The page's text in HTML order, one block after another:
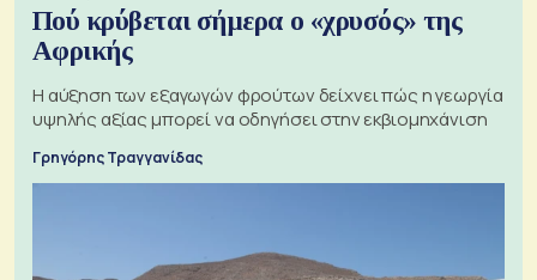
Πού κρύβεται σήμερα ο «χρυσός» της
Αφρικής
Η αύξηση των εξαγωγών φρούτων δείχνει πώς η γεωργία
υψηλής αξίας μπορεί να οδηγήσει στην εκβιομηχάνιση
Γρηγόρης Τραγγανίδας